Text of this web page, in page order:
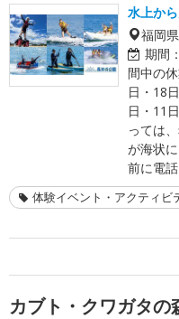
水上か
福岡
期間：
間中の
日・18
日・11
っては
が海状
前に電話
体験イベント・アクティビ
カブト・クワガタの